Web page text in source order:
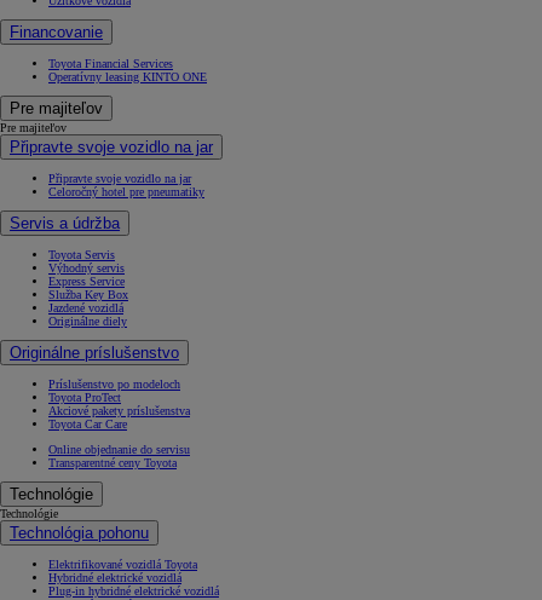
Financovanie
Toyota Financial Services
Operatívny leasing KINTO ONE
Pre majiteľov
Pre majiteľov
Připravte svoje vozidlo na jar
Připravte svoje vozidlo na jar
Celoročný hotel pre pneumatiky
Servis a údržba
Toyota Servis
Výhodný servis
Express Service
Služba Key Box
Jazdené vozidlá
Originálne diely
Originálne príslušenstvo
Príslušenstvo po modeloch
Toyota ProTect
Akciové pakety príslušenstva
Toyota Car Care
Online objednanie do servisu
Transparentné ceny Toyota
Technológie
Technológie
Technológia pohonu
Elektrifikované vozidlá Toyota
Hybridné elektrické vozidlá
Plug-in hybridné elektrické vozidlá